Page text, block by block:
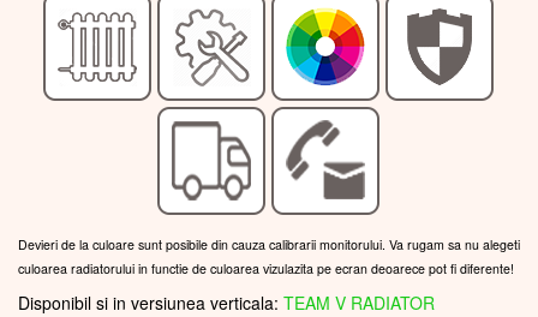
Devieri de la culoare sunt posibile din cauza calibrarii monitorului. Va rugam sa nu alegeti
culoarea radiatorului in functie de culoarea vizulazita pe ecran deoarece pot fi diferente!
Disponibil si in versiunea verticala: TEAM V RADIATOR